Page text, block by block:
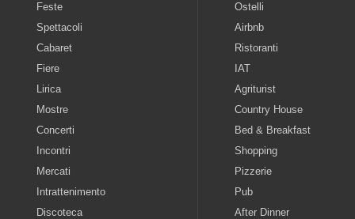
Feste
Spettacoli
Cabaret
Fiere
Lirica
Mostre
Concerti
Incontri
Mercati
Intrattenimento
Discoteca
Ostelli
Airbnb
Ristoranti
IAT
Agriturist
Country House
Bed & Breakfast
Shopping
Pizzerie
Pub
After Dinner